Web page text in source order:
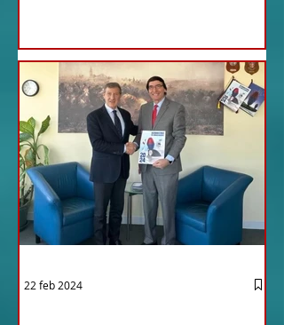
22 feb 2024